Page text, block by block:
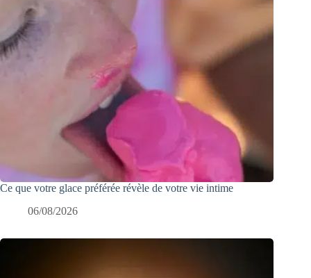
Ce que votre glace préférée révèle de votre vie intime
06/08/2026